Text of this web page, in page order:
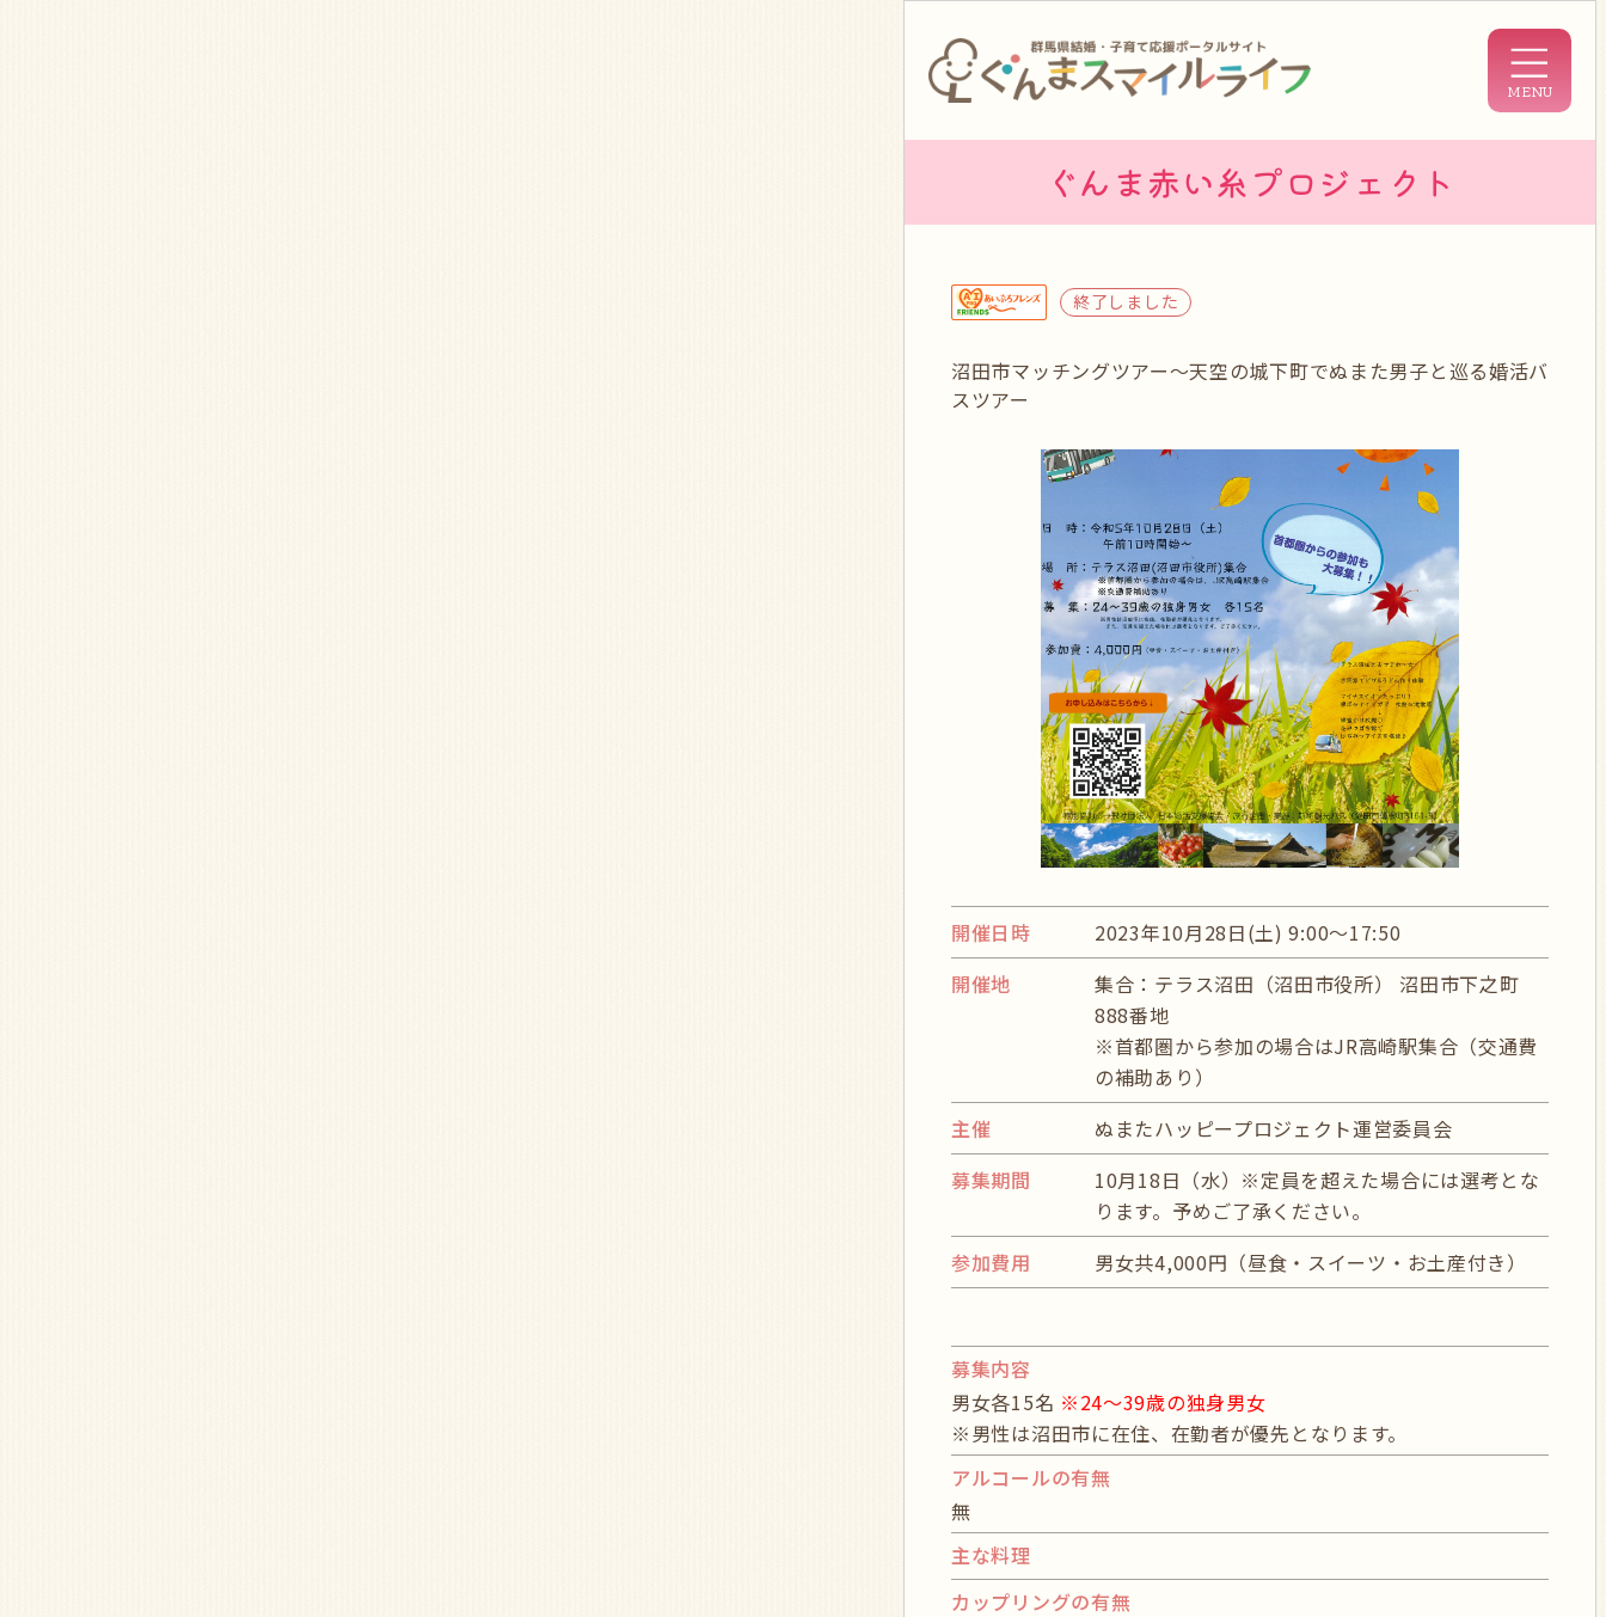
ぐんま赤い糸プロジェクト
終了しました
沼田市マッチングツアー〜天空の城下町でぬまた男子と巡る婚活バ
スツアー
開催日時
2023年10月28日(土) 9:00～17:50
開催地
集合：テラス沼田（沼田市役所） 沼田市下之町
888番地
※首都圏から参加の場合はJR高崎駅集合（交通費
の補助あり）
主催
ぬまたハッピープロジェクト運営委員会
募集期間
10月18日（水）※定員を超えた場合には選考とな
ります。予めご了承ください。
参加費用
男女共4,000円（昼食・スイーツ・お土産付き）
募集内容
男女各15名 ※24〜39歳の独身男女
※男性は沼田市に在住、在勤者が優先となります。
アルコールの有無
無
主な料理
カップリングの有無